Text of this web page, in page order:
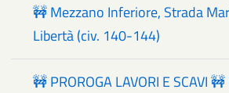
🚧 Mezzano Inferiore, Strada
Libertà (civ. 140-144)
🚧 PROROGA LAVORI E SCAVI